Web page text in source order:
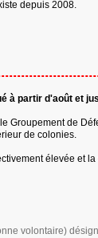
depuis 2008.
à partir d'août et
Groupement de
de colonies.
élevée et
volontaire)